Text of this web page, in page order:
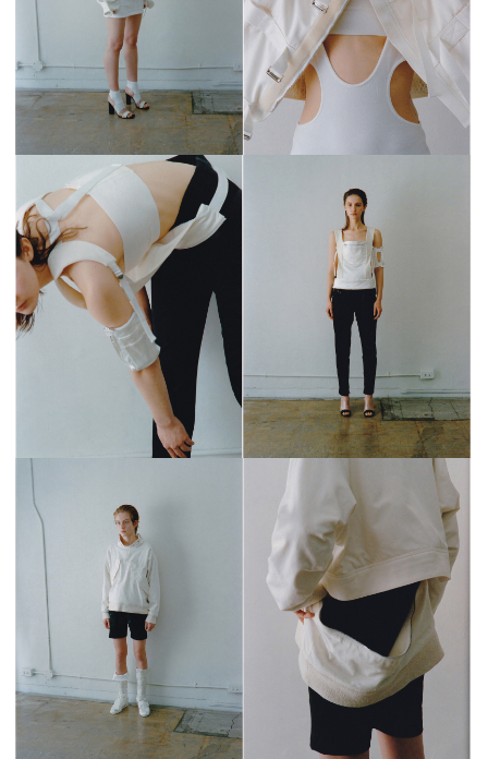
FOLLOW US
MAGAZINE
SPUR 2026 JULY
2026年9月号
2026-07-23発売
最新号を試し読み